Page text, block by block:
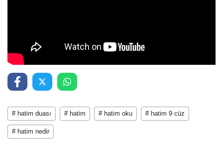
# hatim duası # hatim # hatim oku # hatim 9 cüz
# hatim nedir